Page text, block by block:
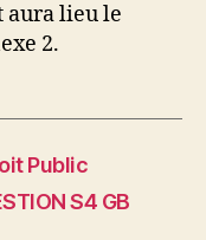
aura lieu le
2.
Public
S4 GB